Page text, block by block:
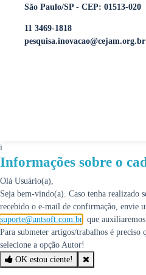
São Paulo/SP - CEP: 01513-020
11 3469-1818
pesquisa.inovacao@cejam.org.br
i
Informações sobre o
Olá Usuário(a),
Seja bem-vindo(a). Caso tenha realizado
recebido o e-mail de confirmação, envie
suporte@antsoft.com.br , que
Para submeter artigos/trabalhos é preciso
selecione a opção Autor!
OK estou ciente!